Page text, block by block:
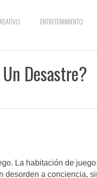
ENTRETENIMIENTO
Desastre?
La habitación de
desorden a conciencia,